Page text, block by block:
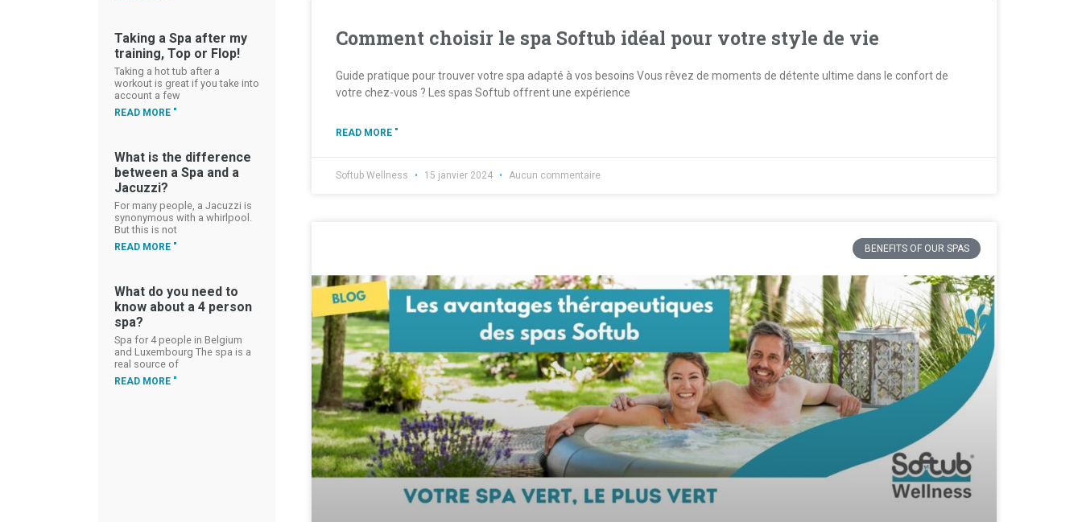
Taking a Spa after my
training, Top or Flop!
Taking a hot tub after a
workout is great if you take into
account a few
READ MORE "
What is the difference
between a Spa and a
Jacuzzi?
For many people, a Jacuzzi is
synonymous with a whirlpool.
But this is not
READ MORE "
What do you need to
know about a 4 person
spa?
Spa for 4 people in Belgium
and Luxembourg The spa is a
real source of
READ MORE "
Comment choisir le spa Softub idéal pour votre style de vie
Guide pratique pour trouver votre spa adapté à vos besoins Vous rêvez de moments de détente ultime dans le confort de
votre chez-vous ? Les spas Softub offrent une expérience
READ MORE "
Softub Wellness 15 janvier 2024 Aucun commentaire
BENEFITS OF OUR SPAS